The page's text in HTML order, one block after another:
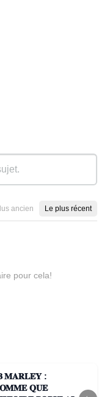
ancien Le plus récent
pour cela!
𝐌𝐀𝐑𝐋𝐄𝐘 :
𝐐𝐔𝐄